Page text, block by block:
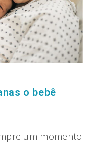
o bebê
um momento